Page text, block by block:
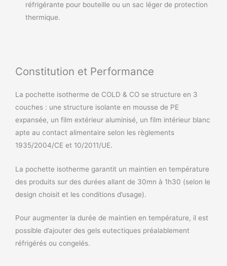
réfrigérante pour bouteille ou un sac léger de protection
thermique.
Constitution et Performance
La pochette isotherme de COLD & CO se structure en 3
couches : une structure isolante en mousse de PE
expansée, un film extérieur aluminisé, un film intérieur blanc
apte au contact alimentaire selon les règlements
1935/2004/CE et 10/2011/UE.
La pochette isotherme garantit un maintien en température
des produits sur des durées allant de 30mn à 1h30 (selon le
design choisit et les conditions d’usage).
Pour augmenter la durée de maintien en température, il est
possible d’ajouter des gels eutectiques préalablement
réfrigérés ou congelés.